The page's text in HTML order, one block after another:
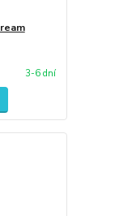
3-6 dní